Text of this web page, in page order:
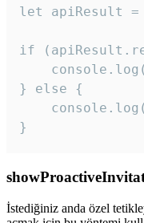
let apiResult
if
} else {
}
İstediğiniz anda özel